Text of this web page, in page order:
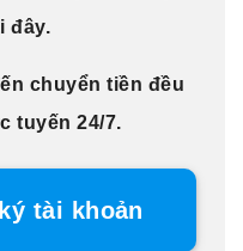
đây.
chuyển tiền đều
tuyến 24/7.
tài khoản